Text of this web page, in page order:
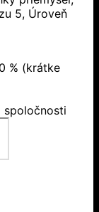
5, Úroveň
% (krátke
spoločnosti